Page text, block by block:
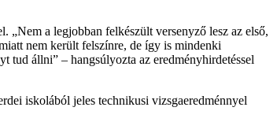
„Nem a legjobban felkészült versenyző lesz az első,
nem került felszínre, de így is mindenki
tud állni” – hangsúlyozta az eredményhirdetéssel
iskolából jeles technikusi vizsgaeredménnyel